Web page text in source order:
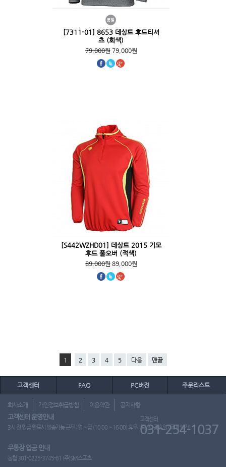
[7311-01] 8653 데상트 후드티셔
츠 (회색)
79,000원79,000원
[S442WZHD01] 데상트 2015 기모
후드 풀오버 (적색)
89,000원89,000원
1 2 3 4 5 다음 맨끝
고객센터 FAQ PC버전 주문리스트
회사소개 개인정보취급방침 이용약관 공지사항
고객센터 운영안내
3시 전 입금 완료시 발송가능 근무 : 월 ~ 금 (10:00 ~ 16:00) 휴무 : 토, 일, 공휴일 (도매 불가)
고객센터
031-254-1037
무통장 입금 안내
농협 301-0225-3745-61 (주)SM스포츠